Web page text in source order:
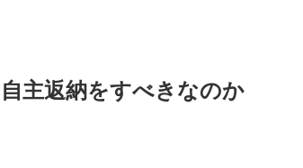
主返納をすべきなのか